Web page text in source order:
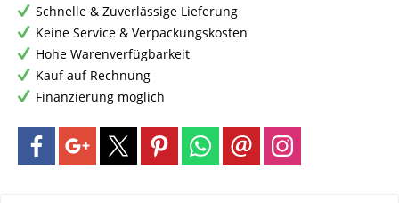
Schnelle & Zuverlässige Lieferung
Keine Service & Verpackungskosten
Hohe Warenverfügbarkeit
Kauf auf Rechnung
Finanzierung möglich